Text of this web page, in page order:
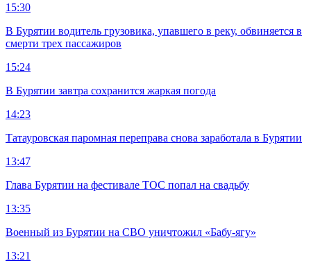
15:30
В Бурятии водитель грузовика, упавшего в реку, обвиняется в
смерти трех пассажиров
15:24
В Бурятии завтра сохранится жаркая погода
14:23
Татауровская паромная переправа снова заработала в Бурятии
13:47
Глава Бурятии на фестивале ТОС попал на свадьбу
13:35
Военный из Бурятии на СВО уничтожил «Бабу-ягу»
13:21